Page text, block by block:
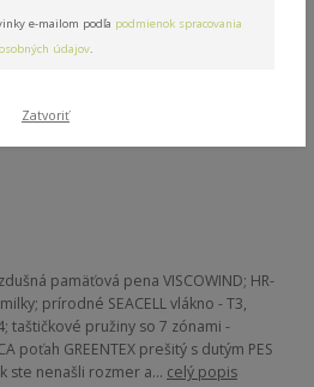
pamäťová pena VISCOWIND; HR-
prírodné SEACELL vlákno - T3,
taštičkové pružiny so 7 zónami -
poťah GREENTEX prešitý s dutým PES
ste nenašli rozmer a... celý popis
e-mailom podľa podmienok spracovania
osobných údajov.
Zatvoriť